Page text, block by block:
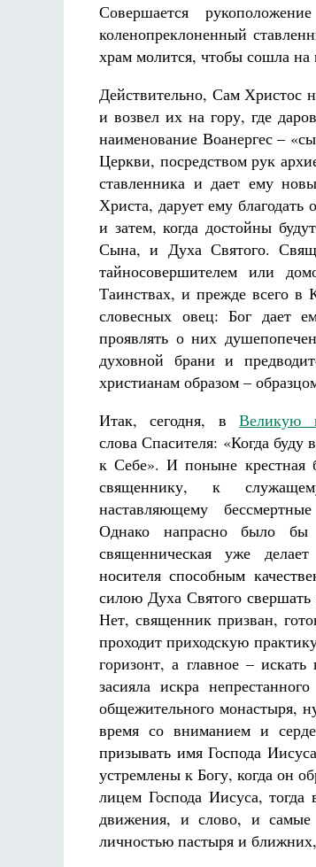
Совершается
коленопреклоненный
храм молится, чтобы сошла на
Действительно, Сам Христос
и возвел их на гору, где
наименование Воанергес –
Церкви, посредством рук
ставленника и дает ему
Христа, дарует ему
и затем, когда достойны
Сына, и Духа Святого.
тайносовершителем или
Таинствах, и прежде всего
словесных овец: Бог дает
проявлять о них
духовной брани и
христианам образом –
Итак, сегодня, вВеликую
слова Спасителя: «Когда буду
к Себе». И поныне крестная
священнику, к
наставляющему
Однако напрасно было бы
священническая уже
носителя способным
силою Духа Святого свершать
Нет, священник призван,
проходит приходскую
горизонт, а главное –
засияла искра
общежительного монастыря,
время со вниманием и
призывать имя Господа
устремлены к Богу, когда он
лицем Господа Иисуса,
движения, и слово, и самые
личностью пастыря и